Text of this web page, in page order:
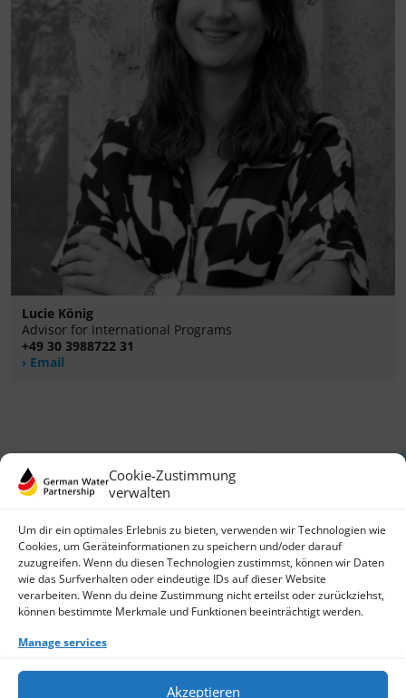
Cookie-Zustimmung
verwalten
Um dir ein optimales Erlebnis zu bieten, verwenden wir Technologien wie
Cookies, um Geräteinformationen zu speichern und/oder darauf
zuzugreifen. Wenn du diesen Technologien zustimmst, können wir Daten
wie das Surfverhalten oder eindeutige IDs auf dieser Website
verarbeiten. Wenn du deine Zustimmung nicht erteilst oder zurückziehst,
können bestimmte Merkmale und Funktionen beeinträchtigt werden.
Manage services
Akzeptieren
Lucie König
Advisor for International Programs
+49 30 3988722 31
Email
German Water Partnership e.V.
Invalidenstraße 91
10115 Berlin, Germany
+49 30 3988722 0
Contact
Data Protection